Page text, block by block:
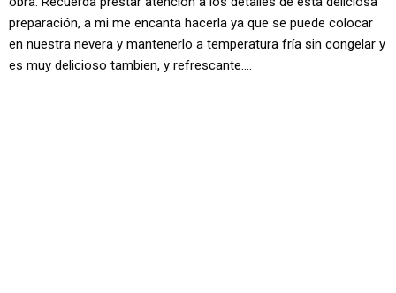
preparación, a mi me encanta hacerla ya que se puede colocar
en nuestra nevera y mantenerlo a temperatura fría sin congelar y
es muy delicioso tambien, y refrescante….